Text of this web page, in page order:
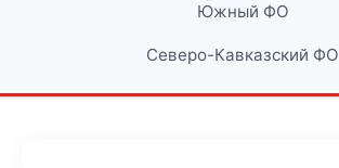
Южный ФО
Северо-Кавказский ФО